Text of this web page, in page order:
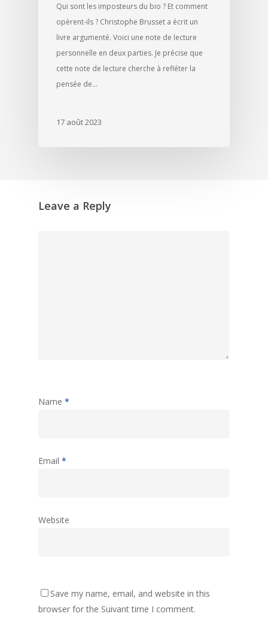
Qui sont les imposteurs du bio ? Et comment
opèrent-ils ? Christophe Brusset a écrit un
livre argumenté. Voici une note de lecture
personnelle en deux parties. Je précise que
cette note de lecture cherche à refléter la
pensée de…
17 août 2023
Leave a Reply
Name *
Email *
Website
Save my name, email, and website in this
browser for the Suivant time I comment.